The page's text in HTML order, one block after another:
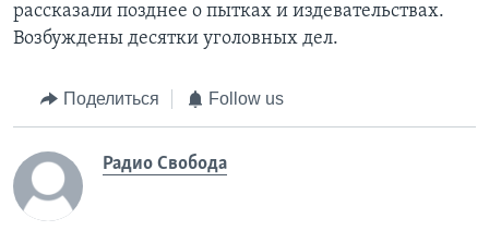
рассказали позднее о пытках и издевательствах.
Возбуждены десятки уголовных дел.
Поделиться Follow us
Радио Свобода